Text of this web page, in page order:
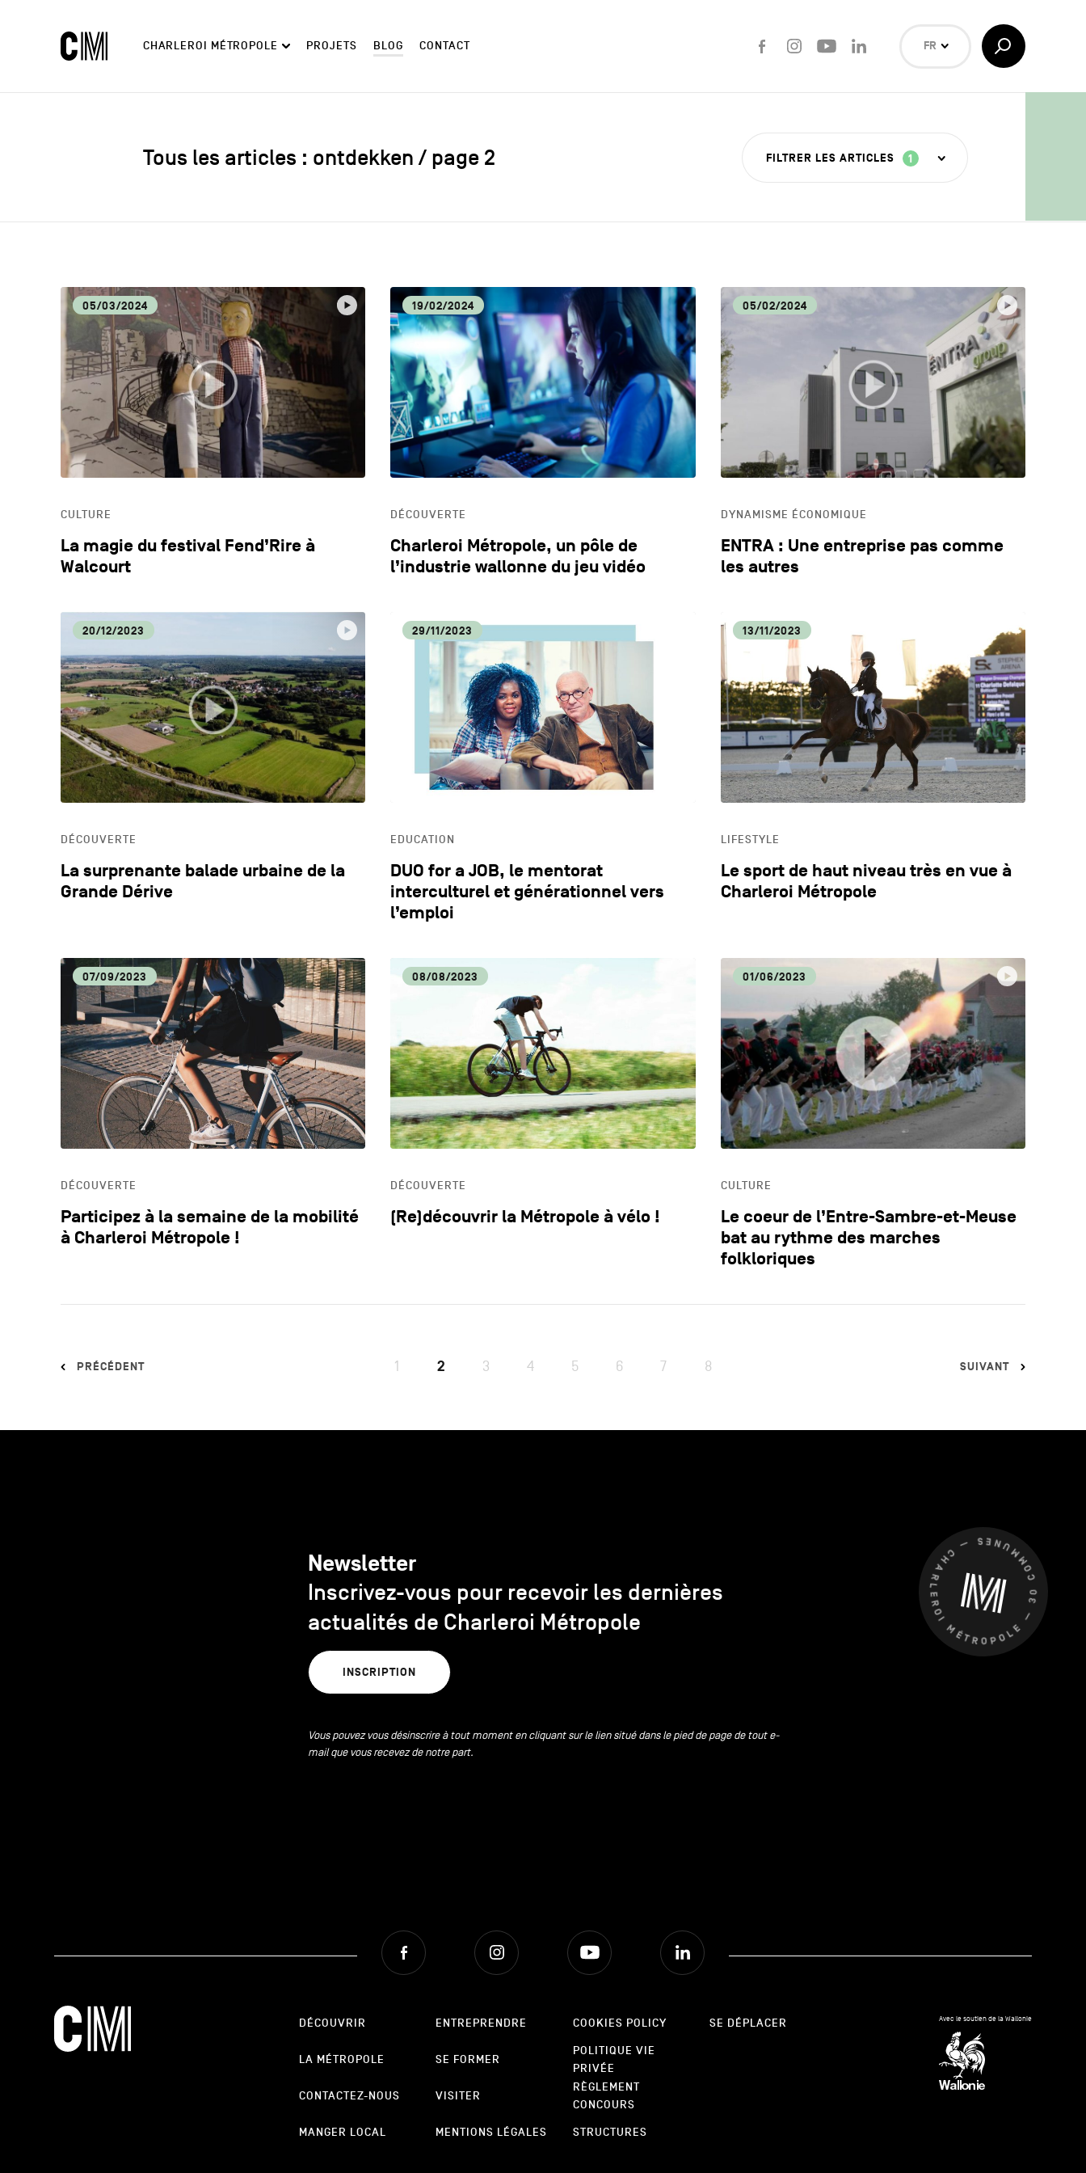
Charleroi
Métropole
Navigation
CHARLEROI MÉTROPOLE PROJETS BLOG CONTACT
FacebookInstagramYoutube
FR
EN
Afficher/Masquer
la
Recherche
Tous les articles : ontdekken / page 2 FILTRER LES ARTICLES 1
AUTRES
CULTURE DÉCOUVERTE
DYNAMISME ÉCONOMIQUE
EDUCATION HORECA
05/03/2024
CULTURE
La magie du festival Fend’Rire à
Walcourt
19/02/2024
DÉCOUVERTE
Charleroi Métropole, un pôle de
l’industrie wallonne du jeu vidéo
05/02/2024
DYNAMISME ÉCONOMIQUE
ENTRA : Une entreprise pas comme
les autres
20/12/2023
DÉCOUVERTE
La surprenante balade urbaine de la
Grande Dérive
29/11/2023
EDUCATION
DUO for a JOB, le mentorat
interculturel et générationnel vers
l’emploi
13/11/2023
LIFESTYLE
Le sport de haut niveau très en vue à
Charleroi Métropole
07/09/2023
DÉCOUVERTE
Participez à la semaine de la mobilité
à Charleroi Métropole !
08/08/2023
DÉCOUVERTE
(Re)découvrir la Métropole à vélo !
01/06/2023
CULTURE
Le coeur de l’Entre-Sambre-et-Meuse
bat au rythme des marches
folkloriques
PRÉCÉDENT 1 2 3 4 5 6 7 8 SUIVANT
CHARLEROI MÉTROPOLE — 30 COMMUNES —
Newsletter
Inscrivez-vous pour recevoir les dernières
actualités de Charleroi Métropole
INSCRIPTION
Vous pouvez vous désinscrire à tout moment en cliquant sur le lien situé dans le pied de page de tout e-
mail que vous recevez de notre part.
Facebook Instagram
DÉCOUVRIR
LA MÉTROPOLE
CONTACTEZ-NOUS
MANGER LOCAL
ENTREPRENDRE
SE FORMER
VISITER
MENTIONS LÉGALES
COOKIES POLICY
POLITIQUE VIE
PRIVÉE
RÈGLEMENT
CONCOURS
STRUCTURES
SE DÉPLACER Avec le soutien de la Wallonie